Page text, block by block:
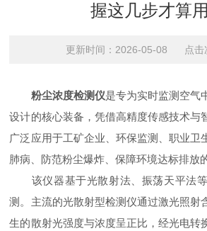
握这几步才算
更新时间：2026-05-08 点击
粉尘浓度检测仪是专为实时监测空气
设计的核心装备，凭借高精度传感技术与
广泛应用于工矿企业、环保监测、职业卫
肺病、防范粉尘爆炸、保障环境达标排放的
该仪器基于光散射法、振荡天平法等
测。主流的光散射型检测仪通过激光照射
生的散射光强度与浓度呈正比，经光电转